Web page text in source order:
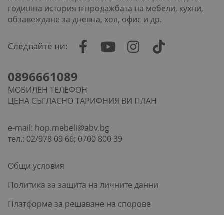
годишна история в продажбата на мебели, кухни,
обзавеждане за дневна, хол, офис и др.
Следвайте ни:
0896661089
МОБИЛЕН ТЕЛЕФОН
ЦЕНА СЪГЛАСНО ТАРИФНИЯ ВИ ПЛАН
e-mail: hop.mebeli@abv.bg
тел.: 02/978 09 66; 0700 800 39
Общи условия
Политика за защита на личните данни
Платформа за решаване на спорове